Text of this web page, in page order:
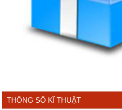
THÔNG SỐ KĨ THUẬT